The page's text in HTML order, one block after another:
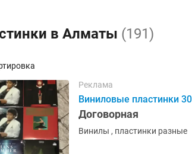
в Алматы (191)
Реклама
Виниловые пластинки
Договорная
Винилы , пластинки разные